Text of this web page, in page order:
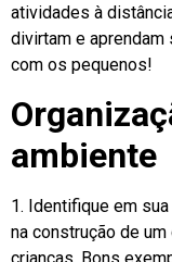
atividades à
divirtam e
com os pequenos!
ambiente
1. Identifique em
na construção de